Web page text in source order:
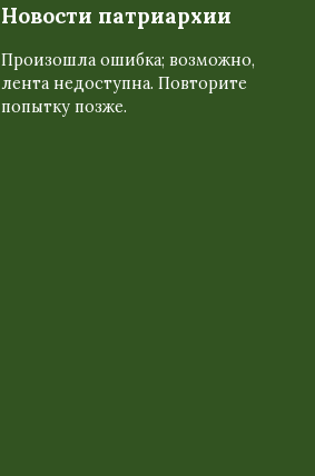
Новости патриархии
Произошла ошибка; возможно,
лента недоступна. Повторите
попытку позже.